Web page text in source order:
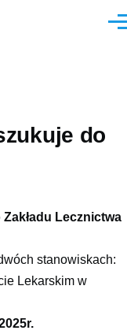
do
Lecznictwa
stanowiskach:
Lekarskim w